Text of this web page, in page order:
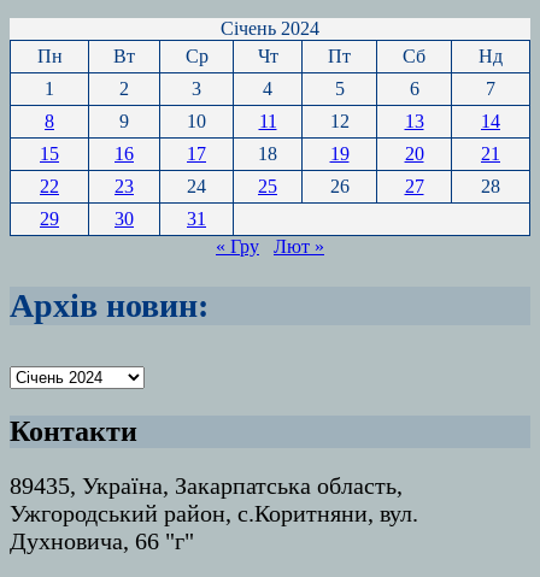
Січень 2024
Пн
Вт Ср Чт Пт Сб
Нд
1
2 3 4 5 6
7
8
9 10 11 12 13
14
15
16 17 18 19 20
21
22
23 24 25 26 27
28
29
30
31
« Гру
Лют »
Архів новин:
Архіви
Контакти
89435, Україна, Закарпатська область,
Ужгородський район, с.Коритняни, вул.
Духновича, 66 "г"